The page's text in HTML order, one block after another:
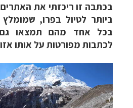
בכתבה זו ריכזתי את
ביותר לטיול בפרו,
בכל אחד מהם תמצאו
לכתבות מפורטות על אותו